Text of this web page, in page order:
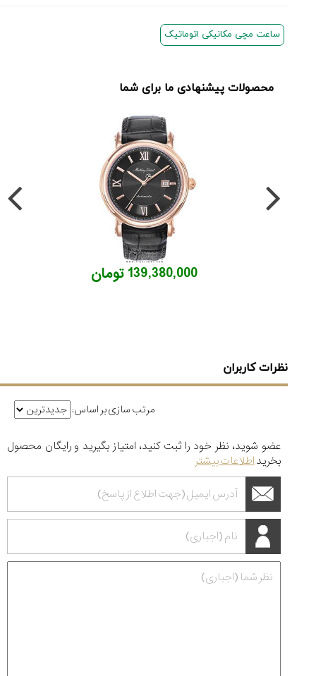
ساعت مچی مکانیکی اتوماتیک
محصولات پیشنهادی ما برای شما
139,380,000 تومان
نظرات کاربران
مرتب سازی بر اساس:
عضو شوید، نظر خود را ثبت کنید، امتیاز بگیرید و رایگان محصول
بخریداطلاعات بیشتر